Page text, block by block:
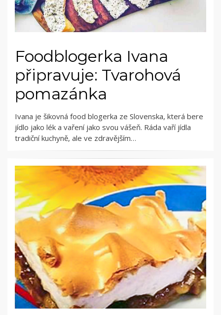
Foodblogerka Ivana
připravuje: Tvarohová
pomazánka
Ivana je šikovná food blogerka ze Slovenska, která bere
jídlo jako lék a vaření jako svou vášeň. Ráda vaří jídla
tradiční kuchyně, ale ve zdravějším…